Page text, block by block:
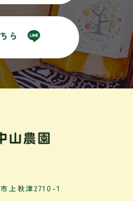
ら
上秋津2710-1